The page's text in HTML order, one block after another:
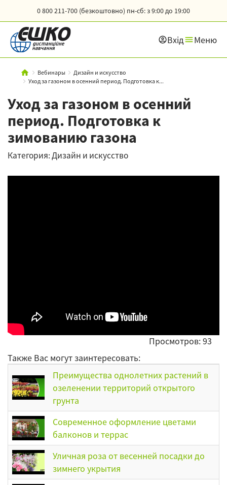
0 800 211-700 (безкоштовно) пн-сб: з 9:00 до 19:00
Вхід Меню
Вебинары
Дизайн и искусство
Уход за газоном в осенний период. Подготовка к...
Уход за газоном в осенний
период. Подготовка к
зимованию газона
Категория: Дизайн и искусство
Просмотров: 93
Также Вас могут заинтересовать:
Преимущества однолетних растений в
озеленении территорий открытого
грунта
Современное оформление цветами
балконов и террас
Уличная роза от весенней посадки до
зимнего укрытия